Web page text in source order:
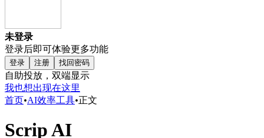
未登录
登录后即可体验更多功能
登录 注册 找回密码
自助投放，双端显示
我也想出现在这里
首页•AI效率工具•正文
Scrip AI